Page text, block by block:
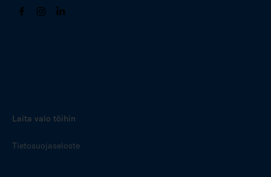
Laita valo töihin
Tietosuojaseloste